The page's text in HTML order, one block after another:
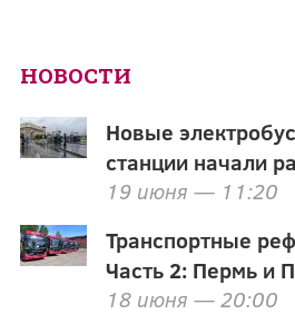
НОВОСТИ
Новые
станции начали
19 июня — 11:20
Транспортные
Часть 2: Пермь и
18 июня — 20:00